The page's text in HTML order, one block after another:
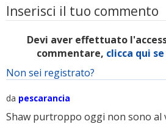
Inserisci il tuo commento
Devi aver effettuato
commentare, clicca qui
Non sei registrato?
da pescarancia
Shaw purtroppo oggi non sono al